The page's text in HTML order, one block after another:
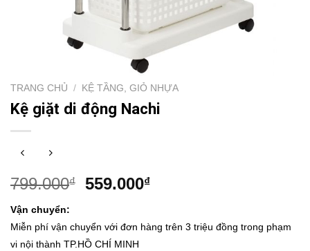
TRANG CHỦ / KỆ TẦNG, GIỎ NHỰA
Kệ giặt di động Nachi
799.000₫ 559.000₫
Vận chuyển:
Miễn phí vận chuyển với đơn hàng trên 3 triệu đồng trong phạm
vi nội thành TP.HỒ CHÍ MINH